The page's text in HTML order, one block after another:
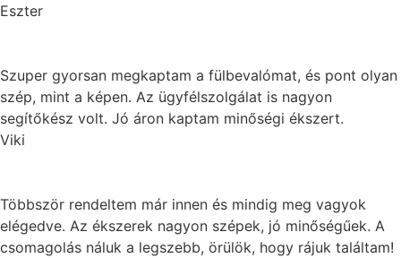
Eszter
Szuper gyorsan megkaptam a fülbevalómat, és pont olyan
szép, mint a képen. Az ügyfélszolgálat is nagyon
segítőkész volt. Jó áron kaptam minőségi ékszert.
Viki
Többször rendeltem már innen és mindig meg vagyok
elégedve. Az ékszerek nagyon szépek, jó minőségűek. A
csomagolás náluk a legszebb, örülök, hogy rájuk találtam!